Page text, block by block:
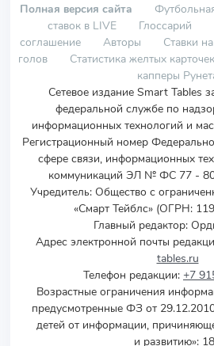
Полная версия сайта
ставок в LIVE
Глоссарий
соглашение
Авторы Ставки
голов
Статистика желтых карточек
капперы
Сетевое издание Smart Tables
федеральной службе по
информационных технологий и
Регистрационный номер
сфере связи, информационных
коммуникаций ЭЛ № ФС 77 -
Учредитель: Общество с
«Смарт Тейблс» (ОГРН:
Главный редактор:
Адрес электронной почты
tables.ru
Телефон редакции: +7
Возрастные ограничения
предусмотренные ФЗ от
детей от информации,
и развитию»: